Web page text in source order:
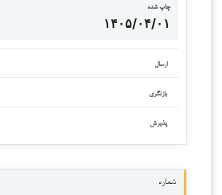
چاپ شده
۱۴۰۵/۰۴/۰۱
ارسال
بازنگری
پذیرش
شماره